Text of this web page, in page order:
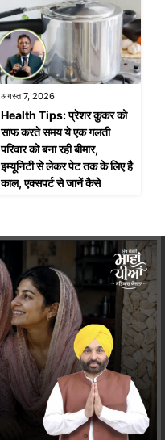
अगस्त 7, 2026
Health Tips: प्रेशर कुकर को
साफ करते समय ये एक गलती
परिवार को बना रही बीमार,
इम्यूनिटी से लेकर पेट तक के लिए है
काल, एक्सपर्ट से जानें कैसे